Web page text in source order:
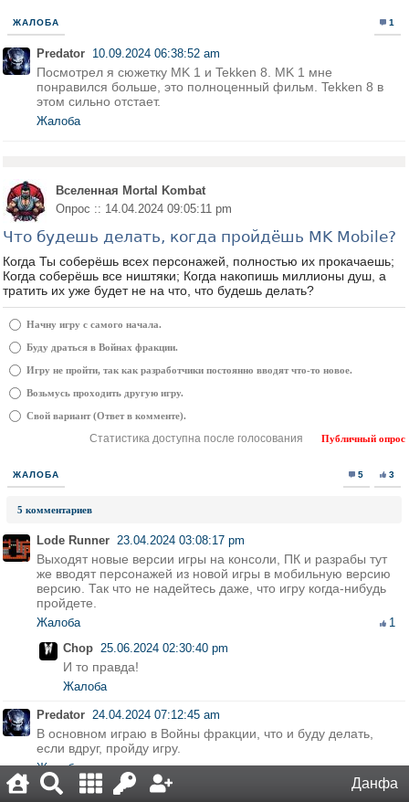
Данфа
ЖАЛОБА 1
Predator 10.09.2024 06:38:52 am
Посмотрел я сюжетку MK 1 и Tekken 8. MK 1 мне
понравился больше, это полноценный фильм. Tekken 8 в
этом сильно отстает.
Жалоба
Вселенная Mortal Kombat
Опрос :: 14.04.2024 09:05:11 pm
Что будешь делать, когда пройдёшь MK Mobile?
Когда Ты соберёшь всех персонажей, полностью их прокачаешь;
Когда соберёшь все ништяки; Когда накопишь миллионы душ, а
тратить их уже будет не на что, что будешь делать?
Начну игру с самого начала.
Буду драться в Войнах фракции.
Игру не пройти, так как разработчики постоянно вводят что-то новое.
Возьмусь проходить другую игру.
Свой вариант (Ответ в комменте).
Статистика доступна после голосования Публичный опрос
ЖАЛОБА 5 3
5 комментариев
Lode Runner 23.04.2024 03:08:17 pm
Выходят новые версии игры на консоли, ПК и разрабы тут
же вводят персонажей из новой игры в мобильную версию
версию. Так что не надейтесь даже, что игру когда-нибудь
пройдете.
Жалоба
1
Chop 25.06.2024 02:30:40 pm
И то правда!
Жалоба
Predator 24.04.2024 07:12:45 am
В основном играю в Войны фракции, что и буду делать,
если вдруг, пройду игру.
Жалоба